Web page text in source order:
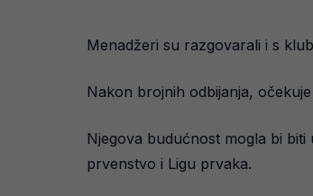
Menadžeri su razgovarali i s
Nakon brojnih odbijanja,
Njegova budućnost mogla bi
prvenstvo i Ligu prvaka.